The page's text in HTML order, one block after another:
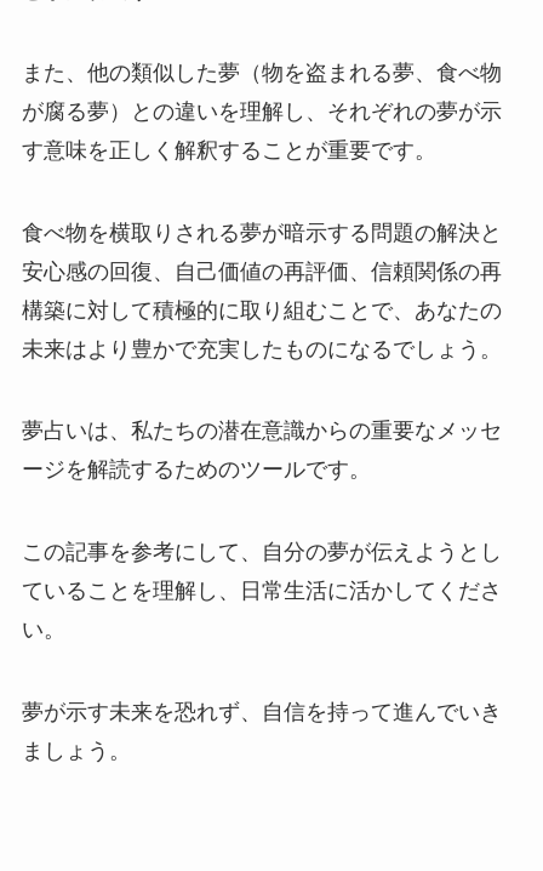
また、他の類似した夢（物を盗まれる夢、食べ物
が腐る夢）との違いを理解し、それぞれの夢が示
す意味を正しく解釈することが重要です。
食べ物を横取りされる夢が暗示する問題の解決と
安心感の回復、自己価値の再評価、信頼関係の再
構築に対して積極的に取り組むことで、あなたの
未来はより豊かで充実したものになるでしょう。
夢占いは、私たちの潜在意識からの重要なメッセ
ージを解読するためのツールです。
この記事を参考にして、自分の夢が伝えようとし
ていることを理解し、日常生活に活かしてくださ
い。
夢が示す未来を恐れず、自信を持って進んでいき
ましょう。